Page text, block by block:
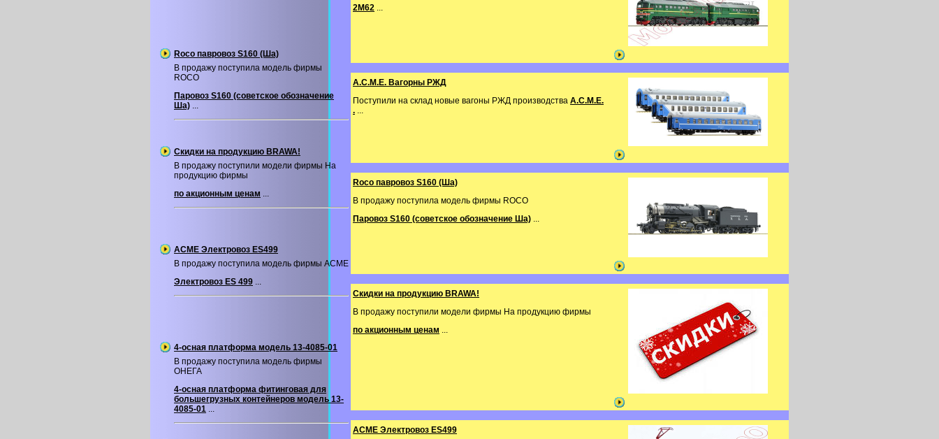
Roco павровоз S160 (Ша)
В продажу поступила модель фирмы
ROCO
Паровоз S160 (советское обозначение
Ша) ...
Скидки на продукцию BRAWA!
В продажу поступили модели фирмы На
продукцию фирмы
по акционным ценам ...
ACME Электровоз ES499
В продажу поступила модель фирмы ACME
Электровоз ES 499 ...
4-осная платформа модель 13-4085-01
В продажу поступила модель фирмы
ОНЕГА
4-осная платформа фитинговая для
большегрузных контейнеров модель 13-
4085-01 ...
2М62 ...
A.C.M.E. Вагорны РЖД
Поступили на склад новые вагоны РЖД производства A.C.M.E.
. ...
Roco павровоз S160 (Ша)
В продажу поступила модель фирмы ROCO
Паровоз S160 (советское обозначение Ша) ...
Скидки на продукцию BRAWA!
В продажу поступили модели фирмы На продукцию фирмы
по акционным ценам ...
ACME Электровоз ES499